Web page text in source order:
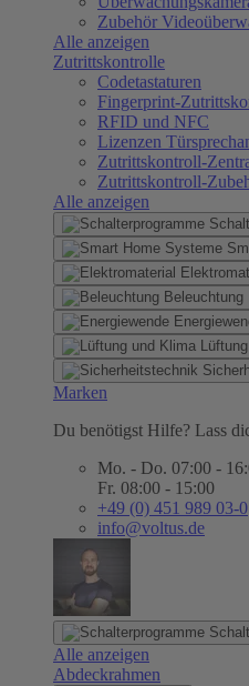
Zubehör
Alle anzeigen
Zutrittskontrolle
Codetastaturen
Fingerprint-
RFID und NFC
Lizenzen
Zutrittskontroll-
Zutrittskontroll-
Alle anzeigen
Beleuchtung
Marken
Du benötigst Hilfe? Lass
Mo. - Do. 07:00 -
Fr. 08:00 - 15:00
+49 (0) 451 989 03-0
info@voltus.de
Alle anzeigen
Abdeckrahmen